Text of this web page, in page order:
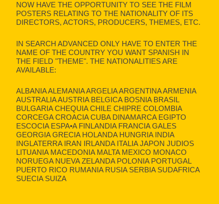
NOW HAVE THE OPPORTUNITY TO SEE THE FILM
POSTERS RELATING TO THE NATIONALITY OF ITS
DIRECTORS, ACTORS, PRODUCERS, THEMES, ETC.
IN SEARCH ADVANCED ONLY HAVE TO ENTER THE
NAME OF THE COUNTRY YOU WANT SPANISH IN
THE FIELD "THEME". THE NATIONALITIES ARE
AVAILABLE:
ALBANIA ALEMANIA ARGELIA ARGENTINA ARMENIA
AUSTRALIA AUSTRIA BELGICA BOSNIA BRASIL
BULGARIA CHEQUIA CHILE CHIPRE COLOMBIA
CORCEGA CROACIA CUBA DINAMARCA EGIPTO
ESCOCIA ESPA•A FINLANDIA FRANCIA GALES
GEORGIA GRECIA HOLANDA HUNGRIA INDIA
INGLATERRA IRAN IRLANDA ITALIA JAPON JUDIOS
LITUANIA MACEDONIA MALTA MEXICO MONACO
NORUEGA NUEVA ZELANDA POLONIA PORTUGAL
PUERTO RICO RUMANIA RUSIA SERBIA SUDAFRICA
SUECIA SUIZA